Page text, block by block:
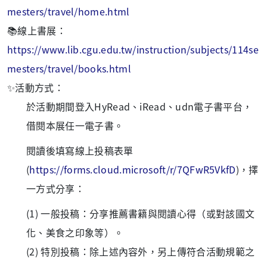
mesters/travel/home.html
📚線上書展：
https://www.lib.cgu.edu.tw/instruction/subjects/114se
mesters/travel/books.html
✨活動方式：
於活動期間登入HyRead、iRead、udn電子書平台，
借閱本展任一電子書。
閱讀後填寫線上投稿表單
(https://forms.cloud.microsoft/r/7QFwR5VkfD)，擇
一方式分享：
(1) 一般投稿：分享推薦書籍與閱讀心得（或對該國文
化、美食之印象等）。
(2) 特別投稿：除上述內容外，另上傳符合活動規範之